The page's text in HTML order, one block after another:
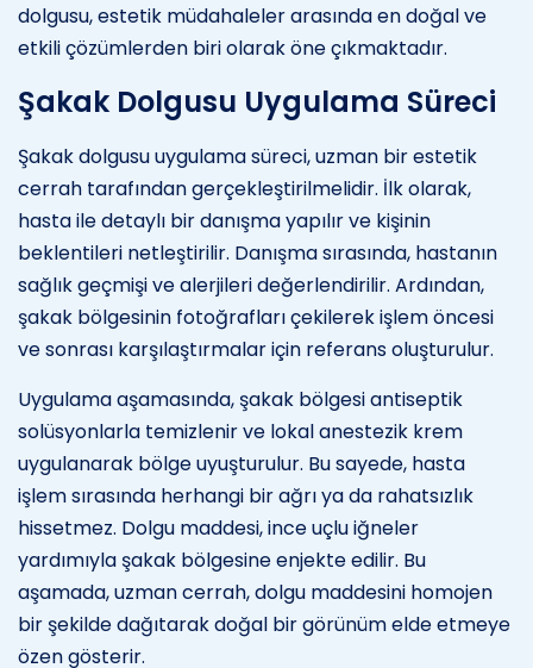
dolgusu, estetik müdahaleler arasında en doğal ve
etkili çözümlerden biri olarak öne çıkmaktadır.
Şakak Dolgusu Uygulama Süreci
Şakak dolgusu uygulama süreci, uzman bir estetik
cerrah tarafından gerçekleştirilmelidir. İlk olarak,
hasta ile detaylı bir danışma yapılır ve kişinin
beklentileri netleştirilir. Danışma sırasında, hastanın
sağlık geçmişi ve alerjileri değerlendirilir. Ardından,
şakak bölgesinin fotoğrafları çekilerek işlem öncesi
ve sonrası karşılaştırmalar için referans oluşturulur.
Uygulama aşamasında, şakak bölgesi antiseptik
solüsyonlarla temizlenir ve lokal anestezik krem
uygulanarak bölge uyuşturulur. Bu sayede, hasta
işlem sırasında herhangi bir ağrı ya da rahatsızlık
hissetmez. Dolgu maddesi, ince uçlu iğneler
yardımıyla şakak bölgesine enjekte edilir. Bu
aşamada, uzman cerrah, dolgu maddesini homojen
bir şekilde dağıtarak doğal bir görünüm elde etmeye
özen gösterir.